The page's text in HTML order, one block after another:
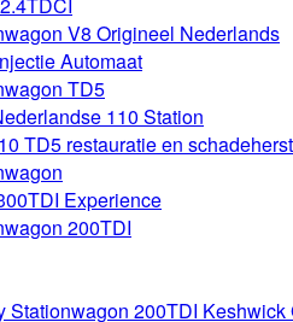
V8 Origineel Nederlands
Automaat
TD5
110 Station
TD5 restauratie en
Experience
200TDI
Stationwagon 200TDI Keshwick